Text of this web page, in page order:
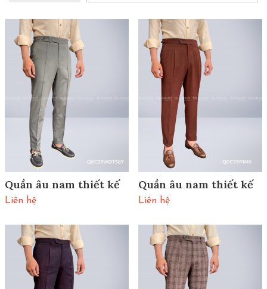
Quần âu nam thiết kế
Liên hệ
Quần âu nam thiết kế
Liên hệ